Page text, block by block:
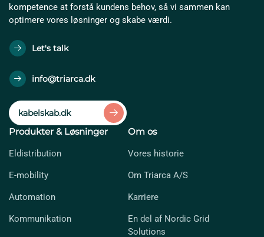
kompetence at forstå kundens behov, så vi sammen kan
optimere vores løsninger og skabe værdi.
Let's talk
info@triarca.dk
kabelskab.dk
Produkter & Løsninger
Eldistribution
E-mobility
Automation
Kommunikation
Om os
Vores historie
Om Triarca A/S
Karriere
En del af Nordic Grid
Solutions